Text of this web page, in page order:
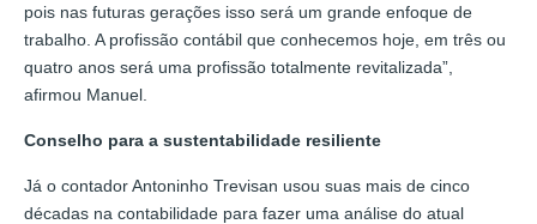
pois nas futuras gerações isso será um grande enfoque de
trabalho. A profissão contábil que conhecemos hoje, em três ou
quatro anos será uma profissão totalmente revitalizada”,
afirmou Manuel.
Conselho para a sustentabilidade resiliente
Já o contador Antoninho Trevisan usou suas mais de cinco
décadas na contabilidade para fazer uma análise do atual